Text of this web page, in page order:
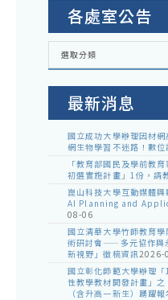
各處室公告
各
室
選取分類
最新消息
國立成功大學辦理因材
網生物學習不迷路！數位
「教育部國民及學前教
初選實施計畫」1份，請
崑山科技大學互動媒體
AI Planning and
08-06
國立清華大學竹師教育
術研討會——多元協作與
新視野」徵稿資訊2026-
國立彰化師範大學辦理
性教學教材開發計畫」
（含升高一新生）踴躍報